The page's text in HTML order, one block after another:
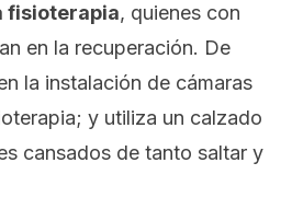
fisioterapia, quienes con
en la recuperación. De
la instalación de cámaras
y utiliza un calzado
cansados de tanto saltar y